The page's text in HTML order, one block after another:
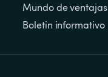
Mundo de ventajas
Boletin informativo